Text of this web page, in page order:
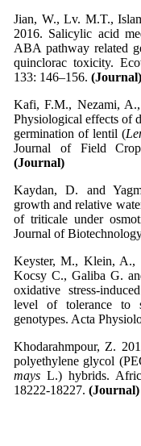
Jian, W., Lv. M.T.,
2016. Salicylic acid
ABA pathway related
quinclorac toxicity.
133: 146–156. (Journal)
Kafi, F.M., Nezami,
Physiological effects of
germination of lentil (
Journal of Field
(Journal)
Kaydan, D. and
growth and relative
of triticale under
Journal of
Keyster, M., Klein, A.,
Kocsy C., Galiba G.
oxidative stress-
level of tolerance to
genotypes. Acta
Khodarahmpour, Z.
polyethylene glycol
mays L.) hybrids.
18222-18227. (Journal)